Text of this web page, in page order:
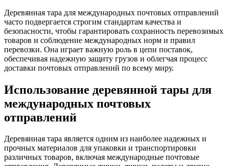
Деревянная тара для международных почтовых отправлений
часто подвергается строгим стандартам качества и
безопасности, чтобы гарантировать сохранность перевозимых
товаров и соблюдение международных норм и правил
перевозки. Она играет важную роль в цепи поставок,
обеспечивая надежную защиту грузов и облегчая процесс
доставки почтовых отправлений по всему миру.
Использование деревянной тары для
международных почтовых
отправлений
Деревянная тара является одним из наиболее надежных и
прочных материалов для упаковки и транспортировки
различных товаров, включая международные почтовые